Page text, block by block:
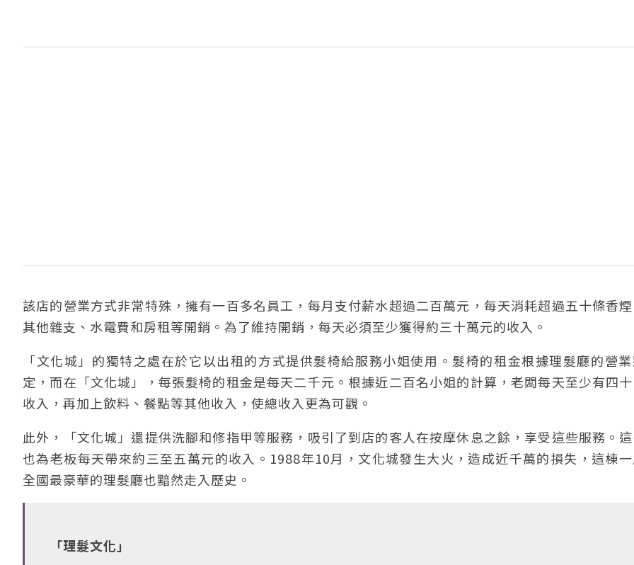
該店的營業方式非常特殊，擁有一百多名員工，每月支付薪水超過二百萬元，每天消耗超過五十條香
其他雜支、水電費和房租等開銷。為了維持開銷，每天必須至少獲得約三十萬元的收入。
「文化城」的獨特之處在於它以出租的方式提供髮椅給服務小姐使用。髮椅的租金根據理髮廳的營
定，而在「文化城」，每張髮椅的租金是每天二千元。根據近二百名小姐的計算，老闆每天至少有四
收入，再加上飲料、餐點等其他收入，使總收入更為可觀。
此外，「文化城」還提供洗腳和修指甲等服務，吸引了到店的客人在按摩休息之餘，享受這些服務。
也為老板每天帶來約三至五萬元的收入。1988年10月，文化城發生大火，造成近千萬的損失，這棟
全國最豪華的理髮廳也黯然走入歷史。
「理髮文化」